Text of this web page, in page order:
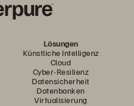
Lösungen
Künstliche Intelligenz
Cloud
Cyber-Resilienz
Datensicherheit
Datenbanken
Virtualisierung